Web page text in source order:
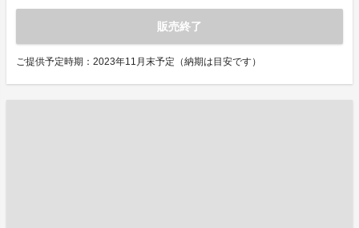
販売終了
ご提供予定時期：2023年11月末予定（納期は目安です）